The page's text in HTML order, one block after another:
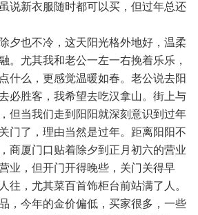
说新衣服随时都可以买，但过年总还
夕也不冷，这天阳光格外地好，温柔
。尤其我和老公一左一右挽着乐乐，
什么，更感觉温暖如春。老公说去阳
必胜客，我希望去吃汉拿山。街上与
但当我们走到阳阳就深刻意识到过年
门了，理由当然是过年。距离阳阳不
商厦门口贴着除夕到正月初六的营业
业，但开门开得晚些，关门关得早
往，尤其菜百首饰柜台前站满了人。
，今年的金价偏低，买家很多，一些